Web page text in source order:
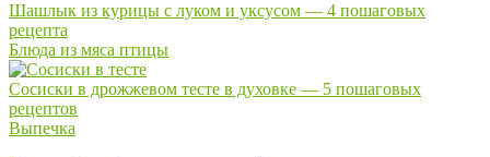
Шашлык из курицы с луком и уксусом — 4 пошаговых
рецепта
Блюда из мяса птицы
Сосиски в дрожжевом тесте в духовке — 5 пошаговых
рецептов
Выпечка